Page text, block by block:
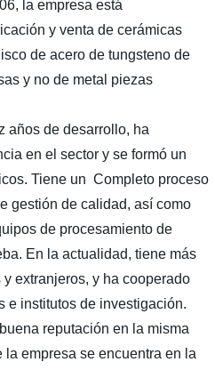
la empresa está
y venta de cerámicas
de acero de tungsteno de
y no de metal piezas
de desarrollo, ha
en el sector y se formó un
Tiene un Completo proceso
gestión de calidad, así como
de procesamiento de
En la actualidad, tiene más
extranjeros, y ha cooperado
e institutos de investigación.
reputación en la misma
empresa se encuentra en la